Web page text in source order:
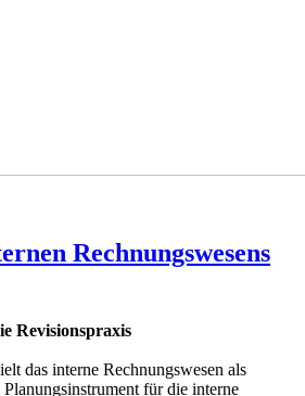
Rechnungswesens
Revisionspraxis
das interne Rechnungswesen als
für die interne